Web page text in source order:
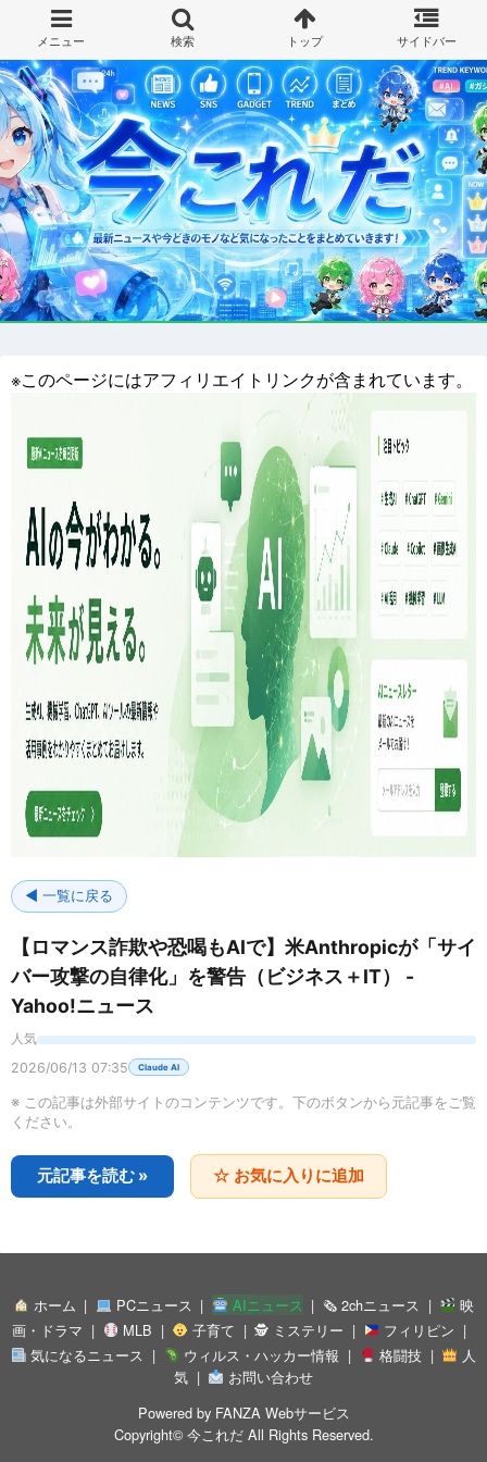
※このページにはアフィリエイトリンクが含まれています。
◀ 一覧に戻る
【ロマンス詐欺や恐喝もAIで】米Anthropicが「サイ
バー攻撃の自律化」を警告（ビジネス＋IT） -
Yahoo!ニュース
人気
2026/06/13 07:35 Claude AI
※ この記事は外部サイトのコンテンツです。下のボタンから元記事をご覧
ください。
元記事を読む » ☆ お気に入りに追加
ホーム PCニュース AIニュース 🗞 2chニュース
映
画・ドラマ
MLB 子育て 🕵 ミステリー
フィリピン
気になるニュース
ウィルス・ハッカー情報 格闘技
人
気
お問い合わせ
Powered by FANZA Webサービス
Copyright© 今これだAll Rights Reserved.